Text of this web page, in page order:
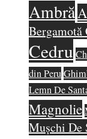
Ambră
Bergamotă
Cedru
din Peru
Lemn De
Magnolie
Mușchi De